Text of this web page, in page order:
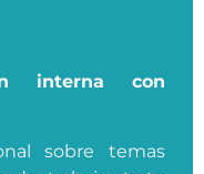
interna con
sobre temas